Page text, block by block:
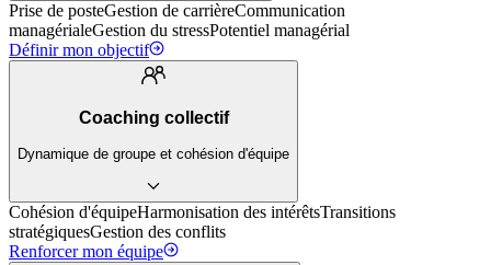
Prise de posteGestion de carrièreCommunication
managérialeGestion du stressPotentiel managérial
Définir mon objectif
Coaching collectif
Dynamique de groupe et cohésion d'équipe
Cohésion d'équipeHarmonisation des intérêtsTransitions
stratégiquesGestion des conflits
Renforcer mon équipe